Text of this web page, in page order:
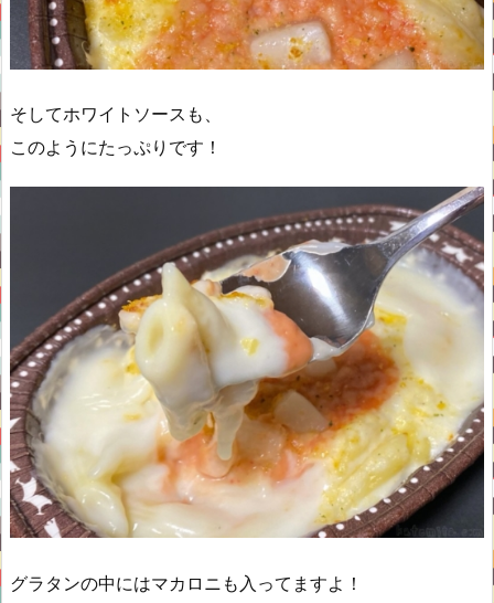
そしてホワイトソースも、
このようにたっぷりです！
グラタンの中にはマカロニも入ってますよ！